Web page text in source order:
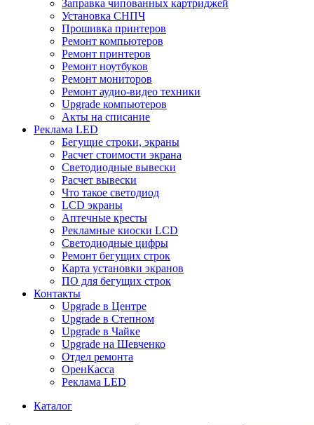
Заправка чипованных картриджей
Установка СНПЧ
Прошивка принтеров
Ремонт компьютеров
Ремонт принтеров
Ремонт ноутбуков
Ремонт мониторов
Ремонт аудио-видео техники
Upgrade компьютеров
Акты на списание
Реклама LED
Бегущие строки, экраны
Расчет стоимости экрана
Светодиодные вывески
Расчет вывески
Что такое светодиод
LCD экраны
Аптечные кресты
Рекламные киоски LCD
Светодиодные цифры
Ремонт бегущих строк
Карта установки экранов
ПО для бегущих строк
Контакты
Upgrade в Центре
Upgrade в Степном
Upgrade в Чайке
Upgrade на Шевченко
Отдел ремонта
ОренКасса
Реклама LED
Каталог